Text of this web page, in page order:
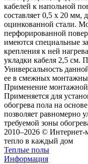
кабелей к напольной
составляет 0,5 х 20
оцинкованной стали.
перфорированной
имеются специальные
крепления к ней
укладки кабеля 2,5 см.
Универсальность
ее в смежных
Применение
Применяется для
обогрева пола на
позволяет равномерно
требуемой зоны
2010–2026 © Интернет-
тепло в каждый дом
Теплые полы
Информация